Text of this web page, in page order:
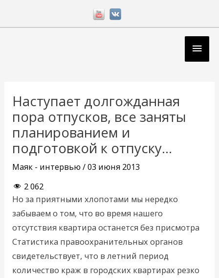
Наступает долгожданная
пора отпусков, все заняты
планированием и
подготовкой к отпуску…
Маяк - интервью /03 июня 2013
2 062
Но за приятными хлопотами мы нередко
забываем о том, что во время нашего
отсутствия квартира останется без присмотра
Статистика правоохранительных органов
свидетельствует, что в летний период
количество краж в городских квартирах резко
записям